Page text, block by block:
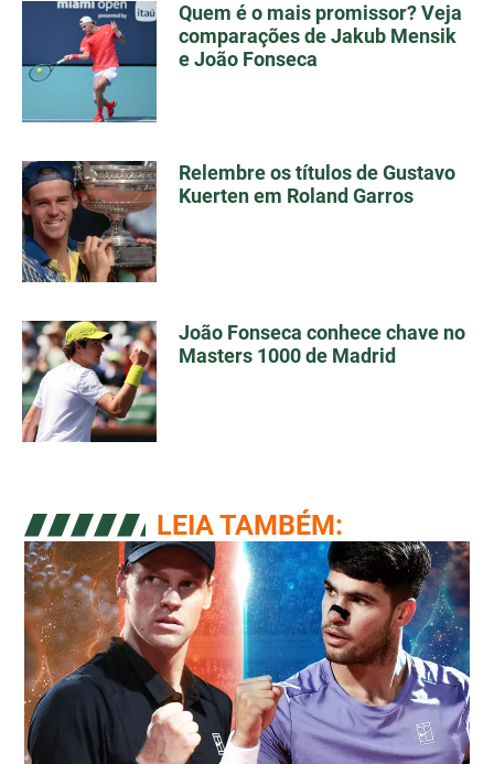
Quem é o mais promissor? Veja
comparações de Jakub Mensik
e João Fonseca
Relembre os títulos de Gustavo
Kuerten em Roland Garros
João Fonseca conhece chave no
Masters 1000 de Madrid
LEIA TAMBÉM: